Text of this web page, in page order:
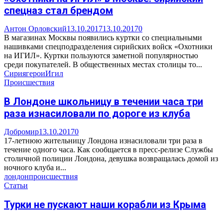
спецназ стал брендом
Антон Орловский13.10.201713.10.20170
В магазинах Москвы появились куртки со специальными
нашивками спецподразделения сирийских войск «Охотники
на ИГИЛ». Куртки пользуются заметной популярностью
среди покупателей. В общественных местах столицы то...
СириягероиИгил
Происшествия
В Лондоне школьницу в течении часа три
раза изнасиловали по дороге из клуба
Добромир13.10.20170
17-летнюю жительницу Лондона изнасиловали три раза в
течение одного часа. Как сообщается в пресс-релизе Службы
столичной полиции Лондона, девушка возвращалась домой из
ночного клуба и...
лондонпроисшествия
Статьи
Турки не пускают наши корабли из Крыма